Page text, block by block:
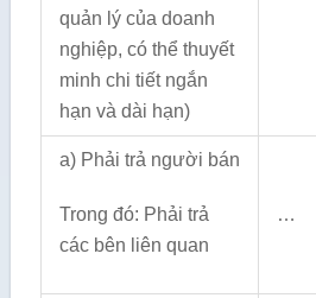
quản lý của doanh
nghiệp, có thể thuyết
minh chi tiết ngắn
hạn và dài hạn)
a) Phải trả người bán
Trong đó: Phải trả
các bên liên quan
…